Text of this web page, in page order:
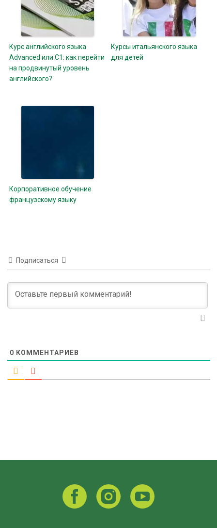
Курс английского языка
Advanced или С1: как перейти
на продвинутый уровень
английского?
Курсы итальянского языка
для детей
Корпоративное обучение
французскому языку
Подписаться
0 КОММЕНТАРИЕВ